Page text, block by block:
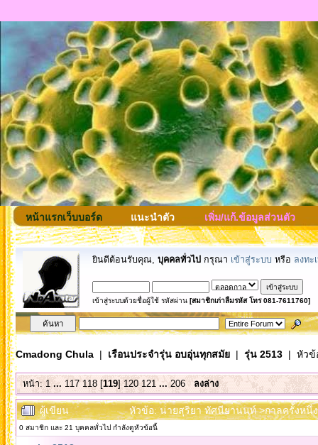
หน้าแรกเว็บบอร์ด แนะนำตัว เพิ่ม/แก้.ข้อมูลส่วนตัว
ยินดีต้อนรับคุณ, บุคคลทั่วไป กรุณา เข้าสู่ระบบ หรือ ลงทะ
เข้าสู่ระบบด้วยชื่อผู้ใช้ รหัสผ่าน [สมาชิกเก่าลืมรหัส โทร 081-7611760]
Cmadong Chula| เรือนประจำรุ่น อบอุ่นทุกสมัย| รุ่น 2513| หัวข้
หน้า:1 ... 117 118[119]120 121 ...206 ลงล่าง
ผู้เขียน หัวข้อ: นายสุริยา ทัศนียานนท์ >กาลครั้งหนึ่
0 สมาชิก และ 21 บุคคลทั่วไป กำลังดูหัวข้อนี้